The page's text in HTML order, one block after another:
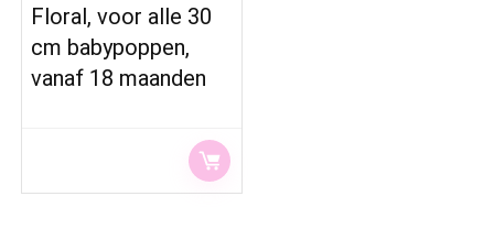
Floral, voor alle 30
cm babypoppen,
vanaf 18 maanden